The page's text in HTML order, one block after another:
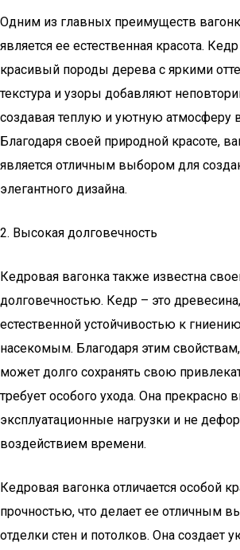
Одним из главных преимуществ
является ее естественная красота.
красивый породы дерева с яркими
текстура и узоры добавляют
создавая теплую и уютную атмосферу
Благодаря своей природной красоте,
является отличным выбором для
элегантного дизайна.
2. Высокая долговечность
Кедровая вагонка также известна
долговечностью. Кедр – это
естественной устойчивостью к
насекомым. Благодаря этим
может долго сохранять свою
требует особого ухода. Она прекрасно
эксплуатационные нагрузки и не
воздействием времени.
Кедровая вагонка отличается особой
прочностью, что делает ее отличным
отделки стен и потолков. Она создает